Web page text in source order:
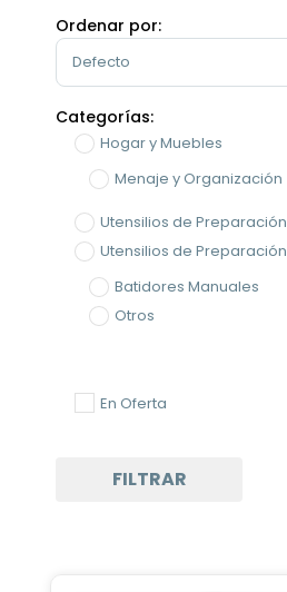
Ordenar por:
Sort Products
Categorías:
Hogar y Muebles
Menaje y Organización
Utensilios de Preparación
Utensilios de Preparación
Batidores Manuales
Otros
En Oferta
FILTRAR